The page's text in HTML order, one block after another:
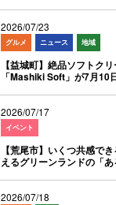
2026/07/23
グルメ ニュース 地域
【益城町】絶品ソフトク
「Mashiki Soft」が7月10
2026/07/17
イベント
【荒尾市】いくつ共感で
えるグリーンランドの「
2026/07/18